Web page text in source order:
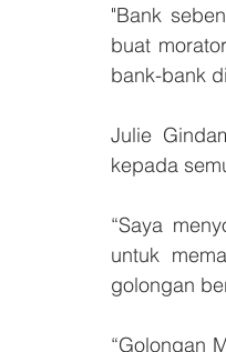
"Bank
buat
bank-bank
Julie
kepada
“Saya
untuk
golongan
“Golongan